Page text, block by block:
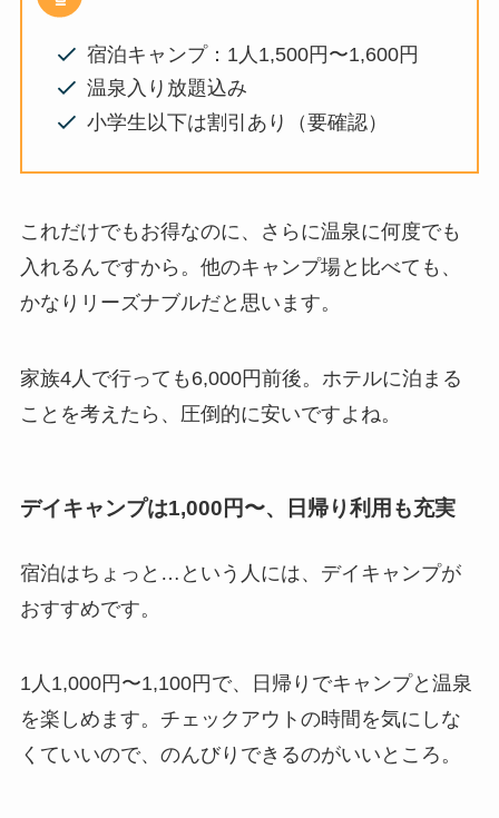
宿泊キャンプ：1人1,500円〜1,600円
温泉入り放題込み
小学生以下は割引あり（要確認）
これだけでもお得なのに、さらに温泉に何度でも
入れるんですから。他のキャンプ場と比べても、
かなりリーズナブルだと思います。
家族4人で行っても6,000円前後。ホテルに泊まる
ことを考えたら、圧倒的に安いですよね。
デイキャンプは1,000円〜、日帰り利用も充実
宿泊はちょっと…という人には、デイキャンプが
おすすめです。
1人1,000円〜1,100円で、日帰りでキャンプと温泉
を楽しめます。チェックアウトの時間を気にしな
くていいので、のんびりできるのがいいところ。